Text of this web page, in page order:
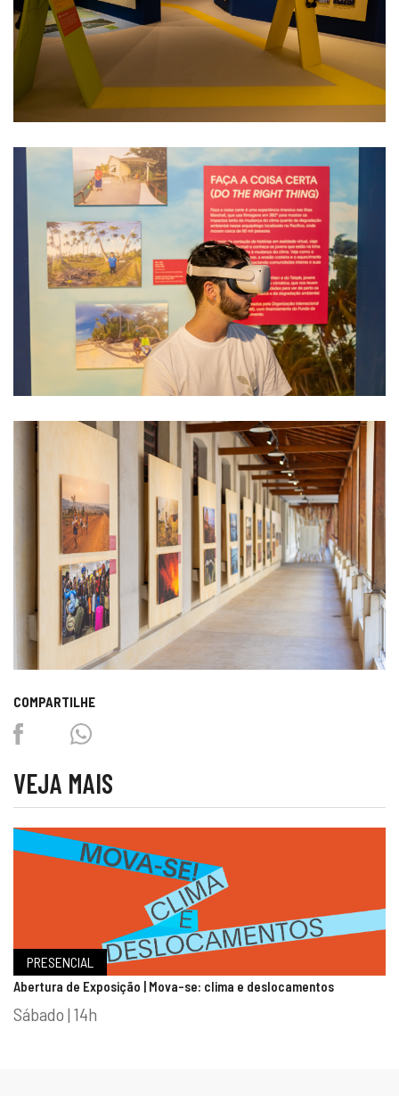
COMPARTILHE
FacebookTwitterWhatsapp
VEJA MAIS
PRESENCIAL
Abertura de Exposição | Mova-se: clima e deslocamentos
Sábado | 14h